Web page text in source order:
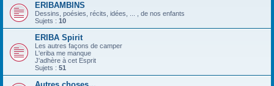
ERIBAMBINS
Dessins, poésies, récits, idées, ... , de nos enfants
Sujets : 10
ERIBA Spirit
Les autres façons de camper
L'eriba me manque
J'adhère à cet Esprit
Sujets : 51